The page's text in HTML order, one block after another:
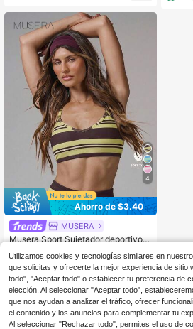
4
Ahorro de $3.40
MUSERA
Musera Sport Sujetador deportivo c
y tirantes, a rayas, para actividade
s, entrenamiento, gimnasio, pilates,
fitness y uso diario casual
$8 .39 -29% con cupón
Utilizamos cookies y tecnologías similares en
que solicitas y ofrecerte la mejor experiencia de sitio
todo", "Aceptar todo" o establecer tu preferencia de
elección. Al seleccionar "Aceptar todo",
que nos ayudan a analizar el tráfico, ofrecer
el contenido y los anuncios para complementar tu
Al seleccionar "Rechazar todo", permites el uso de